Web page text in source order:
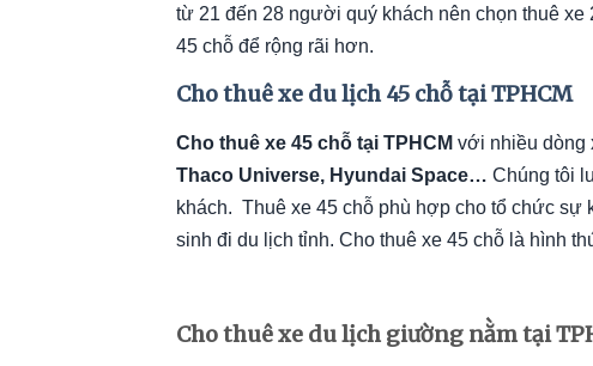
từ 21 đến 28 người quý khách nên chọn thuê
45 chỗ để rộng rãi hơn.
Cho thuê xe du lịch 45 chỗ tại TPHCM
Cho thuê xe 45 chỗ tại TPHCM với nhiều dòng
Thaco Universe, Hyundai Space… Chúng tôi
khách. Thuê xe 45 chỗ phù hợp cho tổ chức sự
sinh đi du lịch tỉnh. Cho thuê xe 45 chỗ là hình
Cho thuê xe du lịch giường nằm tại